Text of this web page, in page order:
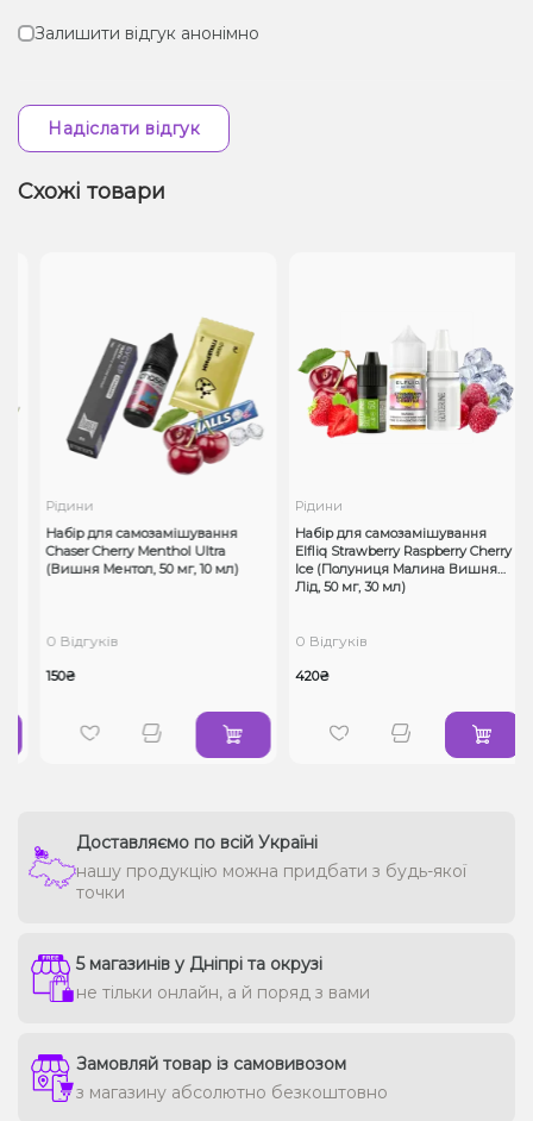
Залишити відгук анонімно
Надіслати відгук
Схожі товари
Рідини
Набір для самозамішування
Chaser Cherry Menthol Ultra
(Вишня Ментол, 50 мг, 10 мл)
0 Відгуків
150₴
Рідини
Набір для самозамішування
Elfliq Strawberry Raspberry Cherry
Ice (Полуниця Малина Вишня
Лід, 50 мг, 30 мл)
0 Відгуків
420₴
Доставляємо по всій Україні
нашу продукцію можна придбати з будь-якої
точки
5 магазинів у Дніпрі та окрузі
не тільки онлайн, а й поряд з вами
Замовляй товар із самовивозом
з магазину абсолютно безкоштовно